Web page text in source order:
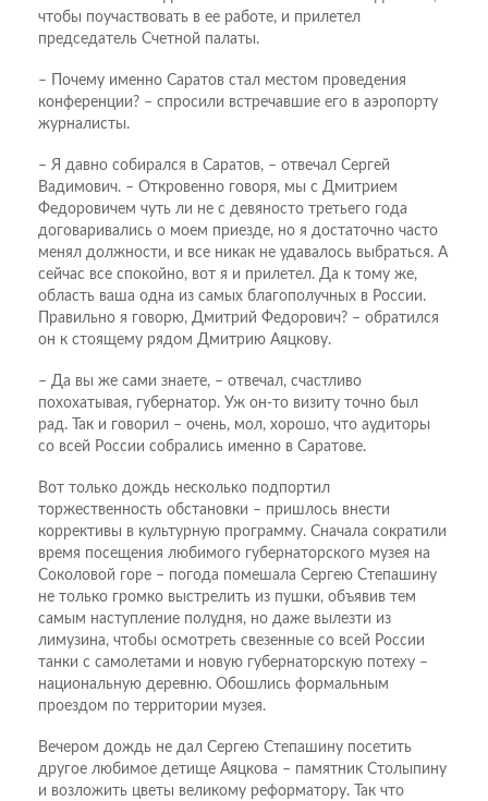
чтобы поучаствовать в ее работе, и прилетел
председатель Счетной палаты.
– Почему именно Саратов стал местом проведения
конференции? – спросили встречавшие его в аэропорту
журналисты.
– Я давно собирался в Саратов, – отвечал Сергей
Вадимович. – Откровенно говоря, мы с Дмитрием
Федоровичем чуть ли не с девяносто третьего года
договаривались о моем приезде, но я достаточно часто
менял должности, и все никак не удавалось выбраться. А
сейчас все спокойно, вот я и прилетел. Да к тому же,
область ваша одна из самых благополучных в России.
Правильно я говорю, Дмитрий Федорович? – обратился
он к стоящему рядом Дмитрию Аяцкову.
– Да вы же сами знаете, – отвечал, счастливо
похохатывая, губернатор. Уж он-то визиту точно был
рад. Так и говорил – очень, мол, хорошо, что аудиторы
со всей России собрались именно в Саратове.
Вот только дождь несколько подпортил
торжественность обстановки – пришлось внести
коррективы в культурную программу. Сначала сократили
время посещения любимого губернаторского музея на
Соколовой горе – погода помешала Сергею Степашину
не только громко выстрелить из пушки, объявив тем
самым наступление полудня, но даже вылезти из
лимузина, чтобы осмотреть свезенные со всей России
танки с самолетами и новую губернаторскую потеху –
национальную деревню. Обошлись формальным
проездом по территории музея.
Вечером дождь не дал Сергею Степашину посетить
другое любимое детище Аяцкова – памятник Столыпину
и возложить цветы великому реформатору. Так что